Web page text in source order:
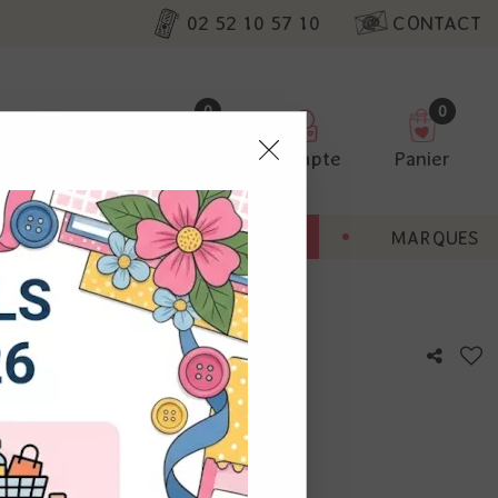
02 52 10 57 10 CONTACT
0
Compte
0
Panier
BONNES AFFAIRES MARQUES
avis !
nos
non
Vous
à droite